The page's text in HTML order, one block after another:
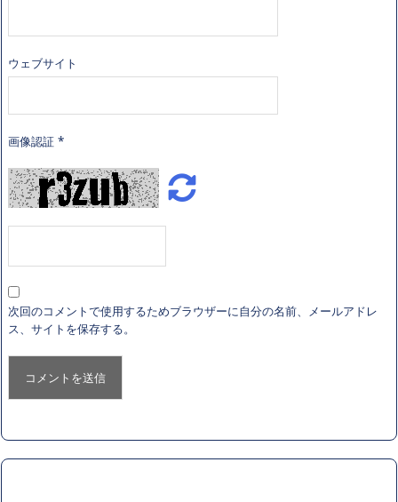
ウェブサイト
画像認証 *
次回のコメントで使用するためブラウザーに自分の名前、メールアドレ
ス、サイトを保存する。